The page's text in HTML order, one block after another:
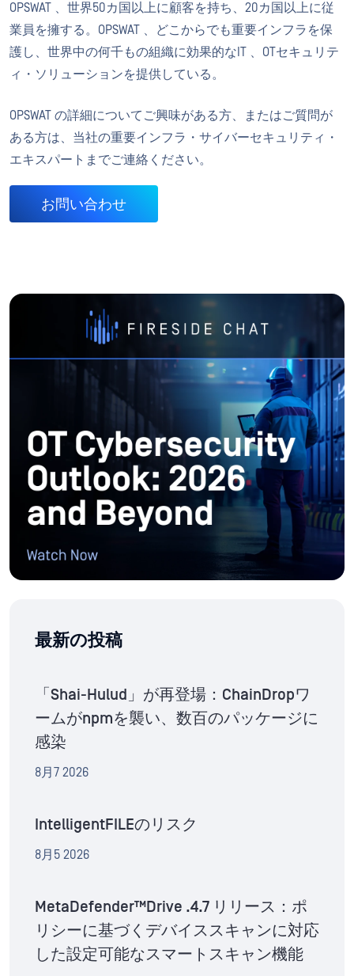
OPSWAT 、世界50カ国以上に顧客を持ち、20カ国以上に従
業員を擁する。OPSWAT 、どこからでも重要インフラを保
護し、世界中の何千もの組織に効果的なIT 、OTセキュリテ
ィ・ソリューションを提供している。
OPSWAT の詳細についてご興味がある方、またはご質問が
ある方は、当社の重要インフラ・サイバーセキュリティ・
エキスパートまでご連絡ください。
お問い合わせ
最新の投稿
「Shai-Hulud」が再登場：ChainDropワ
ームがnpmを襲い、数百のパッケージに
感染
8月7 2026
IntelligentFILEのリスク
8月5 2026
MetaDefender™Drive .4.7 リリース：ポ
リシーに基づくデバイススキャンに対応
した設定可能なスマートスキャン機能